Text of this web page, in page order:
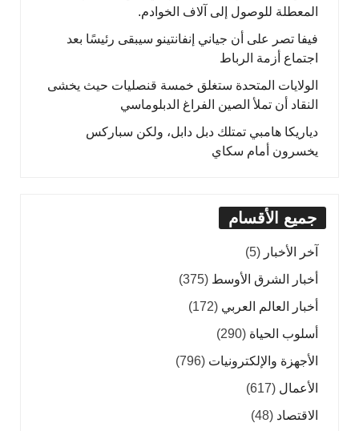
المعطلة للوصول إلى آلاف الخوادم.
فيفا تصر على أن جياني إنفانتينو سيبقى رئيسًا بعد
اجتماع أزمة الرباط
الولايات المتحدة ستغلق خمسة قنصليات حيث يخشى
النقاد أن تملأ الصين الفراغ الدبلوماسي
دياريكا هامبي تمتلك دبل دابل، ولكن سباركس
يخسرون أمام سكاي
جميع الأقسام
آخر الأخبار (5)
أخبار الشرق الأوسط (375)
أخبار العالم العربي (172)
أسلوب الحياة (290)
الأجهزة والإلكترونيات (796)
الأعمال (617)
الاقتصاد (48)